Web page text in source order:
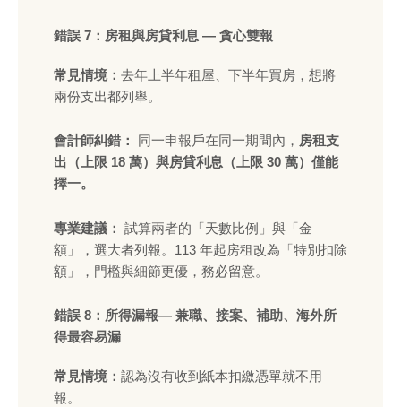
錯誤 7：房租與房貸利息 — 貪心雙報
常見情境： 去年上半年租屋、下半年買房，想將
兩份支出都列舉。
會計師糾錯： 同一申報戶在同一期間內， 房租支
出（上限 18 萬）與房貸利息（上限 30 萬）僅能
擇一。
專業建議：
試算兩者的「天數比例」與「金
額」，選大者列報。113 年起房租改為「特別扣除
額」，門檻與細節更優，務必留意。
錯誤 8：所得漏報— 兼職、接案、補助、海外所
得最容易漏
常見情境： 認為沒有收到紙本扣繳憑單就不用
報。